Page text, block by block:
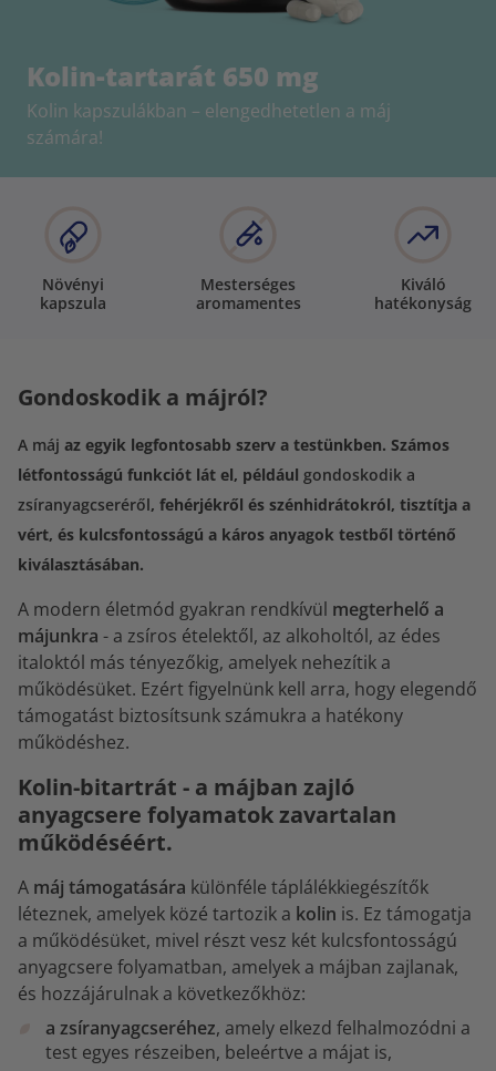
Kolin-tartarát 650 mg
Kolin kapszulákban – elengedhetetlen a máj
számára!
Növényi
kapszula
Mesterséges
aromamentes
Kiváló
hatékonyság
Gondoskodik a májról?
A máj az egyik legfontosabb szerv a testünkben. Számos
létfontosságú funkciót lát el, például gondoskodik a
zsíranyagcseréről, fehérjékről és szénhidrátokról, tisztítja a
vért, és kulcsfontosságú a káros anyagok testből történő
kiválasztásában.
A modern életmód gyakran rendkívül megterhelő a
májunkra - a zsíros ételektől, az alkoholtól, az édes
italoktól más tényezőkig, amelyek nehezítik a
működésüket. Ezért figyelnünk kell arra, hogy elegendő
támogatást biztosítsunk számukra a hatékony
működéshez.
Kolin-bitartrát - a májban zajló
anyagcsere folyamatok zavartalan
működéséért.
A máj támogatására különféle táplálékkiegészítők
léteznek, amelyek közé tartozik a kolin is. Ez támogatja
a működésüket, mivel részt vesz két kulcsfontosságú
anyagcsere folyamatban, amelyek a májban zajlanak,
és hozzájárulnak a következőkhöz:
a zsíranyagcseréhez, amely elkezd felhalmozódni a
test egyes részeiben, beleértve a májat is,